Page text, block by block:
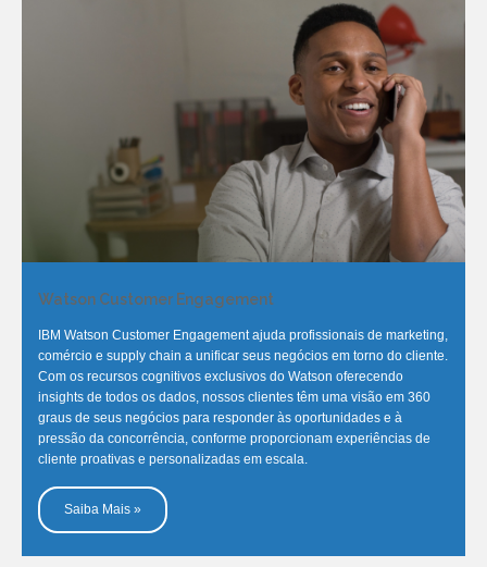
Watson Customer Engagement
IBM Watson Customer Engagement ajuda profissionais de marketing,
comércio e supply chain a unificar seus negócios em torno do cliente.
Com os recursos cognitivos exclusivos do Watson oferecendo
insights de todos os dados, nossos clientes têm uma visão em 360
graus de seus negócios para responder às oportunidades e à
pressão da concorrência, conforme proporcionam experiências de
cliente proativas e personalizadas em escala.
Saiba Mais »